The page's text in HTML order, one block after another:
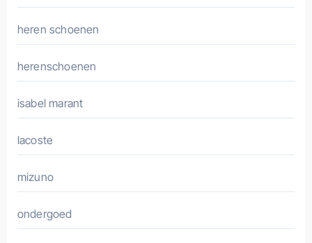
heren schoenen
herenschoenen
isabel marant
lacoste
mizuno
ondergoed